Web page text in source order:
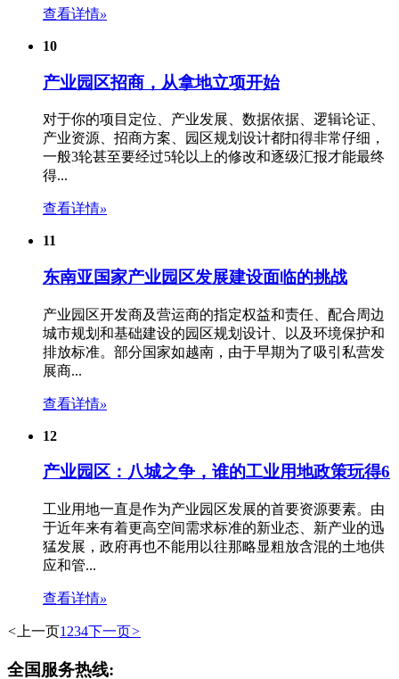
查看详情»
10
产业园区招商，从拿地立项开始
对于你的项目定位、产业发展、数据依据、逻辑论证、
产业资源、招商方案、
园区规划设计都扣得非常仔细，
一般3轮甚至要经过5轮以上的修改和逐级汇报才能最终
得...
查看详情»
11
东南亚国家产业园区发展建设面临的挑战
产业园区开发商及营运商的指定权益和责任、配合周边
城市规划和基础建设的园区规划设计 、以及环境保护和
排放标准。部分国家如越南，由于早期为了吸引私营发
展商...
查看详情»
12
产业园区：八城之争，谁的工业用地政策玩得6
工业用地一直是作为产业园区发展的首要资源要素。由
于近年来有着更高空间需求标准的新业态、新产业的迅
猛发展，政府再也不能用以往那略显粗放含混的土地供
应和管...
查看详情»
< 上一页1 234下一页>
全国服务热线: